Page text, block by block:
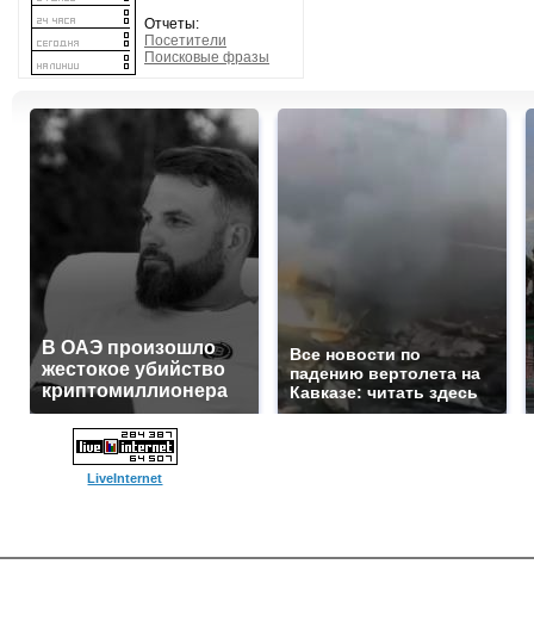
Отчеты:
Посетители
Поисковые фразы
В ОАЭ произошло
жестокое убийство
криптомиллионера
Все новости по
падению вертолета на
Кавказе: читать здесь
LiveInternet